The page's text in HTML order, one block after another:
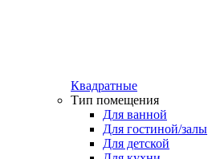
Квадратные
Тип помещения
Для ванной
Для гостиной/залы
Для детской